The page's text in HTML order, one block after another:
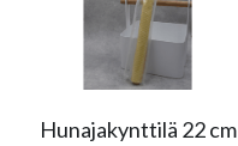
Hunajakynttilä 22 cm